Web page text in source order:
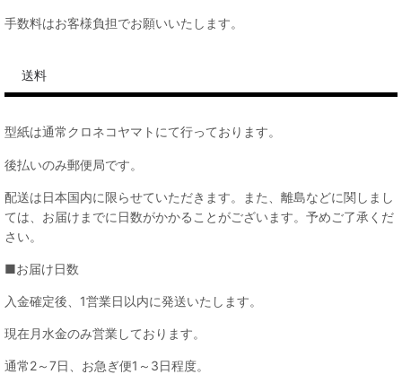
手数料はお客様負担でお願いいたします。
送料
型紙は通常クロネコヤマトにて行っております。
後払いのみ郵便局です。
配送は日本国内に限らせていただきます。また、離島などに関しまし
ては、お届けまでに日数がかかることがございます。予めご了承くだ
さい。
■お届け日数
入金確定後、1営業日以内に発送いたします。
現在月水金のみ営業しております。
通常2～7日、お急ぎ便1～3日程度。